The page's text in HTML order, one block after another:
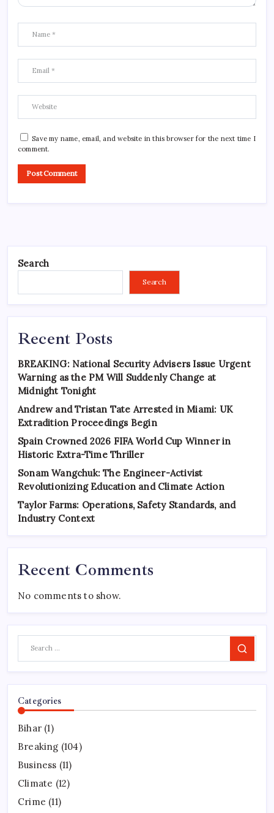
Save my name, email, and website in this browser for the next time I
comment.
Search
Search
Recent Posts
BREAKING: National Security Advisers Issue Urgent
Warning as the PM Will Suddenly Change at
Midnight Tonight
Andrew and Tristan Tate Arrested in Miami: UK
Extradition Proceedings Begin
Spain Crowned 2026 FIFA World Cup Winner in
Historic Extra-Time Thriller
Sonam Wangchuk: The Engineer-Activist
Revolutionizing Education and Climate Action
Taylor Farms: Operations, Safety Standards, and
Industry Context
Recent Comments
No comments to show.
Search
Categories
Bihar (1)
Breaking (104)
Business (11)
Climate (12)
Crime (11)